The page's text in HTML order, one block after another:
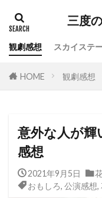
三度
観劇感想 スカイステ
HOME 観劇感想
意外な人が
感想
2021年9月5日
おもしろ, 公演感想,
専科 花組
スカステ
レヴュースタァ